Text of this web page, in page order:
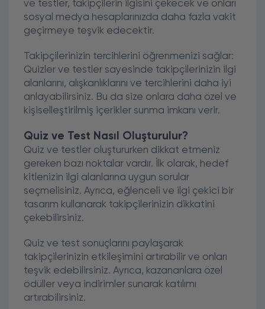
ve testler, takipçilerin ilgisini çekecek ve onları
sosyal medya hesaplarınızda daha fazla vakit
geçirmeye teşvik edecektir.
Takipçilerinizin tercihlerini öğrenmenizi sağlar:
Quizler ve testler sayesinde takipçilerinizin ilgi
alanlarını, alışkanlıklarını ve tercihlerini daha iyi
anlayabilirsiniz. Bu da size onlara daha özel ve
kişiselleştirilmiş içerikler sunma imkanı verir.
Quiz ve Test Nasıl Oluşturulur?
Quiz ve testler oluştururken dikkat etmeniz
gereken bazı noktalar vardır. İlk olarak, hedef
kitlenizin ilgi alanlarına uygun sorular
seçmelisiniz. Ayrıca, eğlenceli ve ilgi çekici bir
tasarım kullanarak takipçilerinizin dikkatini
çekebilirsiniz.
Quiz ve test sonuçlarını paylaşarak
takipçilerinizin etkileşimini artırabilir ve onları
teşvik edebilirsiniz. Ayrıca, kazananlara özel
ödüller veya indirimler sunarak katılımı
artırabilirsiniz.